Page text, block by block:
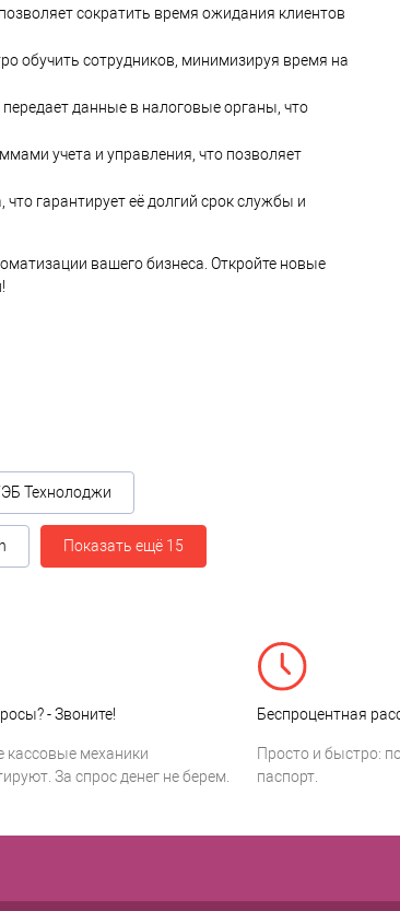
сократить время ожидания клиентов
обучить сотрудников, минимизируя время на
данные в налоговые органы, что
учета и управления, что позволяет
гарантирует её долгий срок службы и
вашего бизнеса. Откройте новые
Технолоджи
Показать ещё 15
- Звоните!
механики
За спрос денег не берем.
Беспроцентная
Просто и быстро:
паспорт.